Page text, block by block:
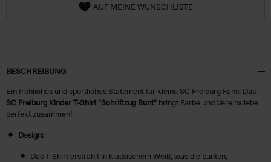
AUF MEINE WUNSCHLISTE
BESCHREIBUNG
Ein fröhliches und sportliches Statement für kleine SC Freiburg Fans: Das
SC Freiburg Kinder T-Shirt "Schriftzug Bunt" bringt Farbe und Vereinsliebe
perfekt zusammen!
Design:
Das T-Shirt erstrahlt in klassischem Weiß, was die bunten,